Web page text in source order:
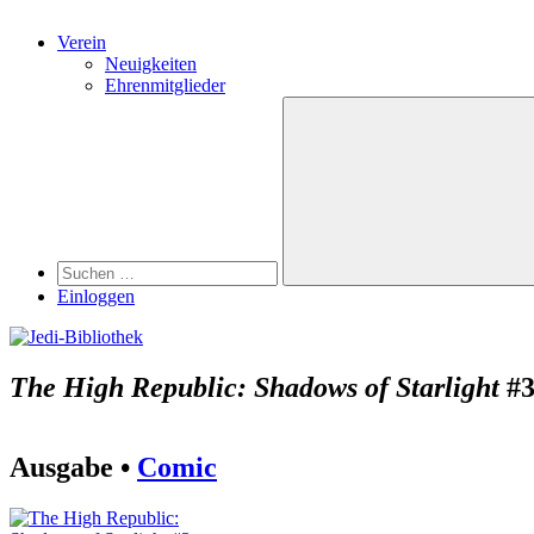
Verein
Neuigkeiten
Ehrenmitglieder
Suchen
Einloggen
The High Republic: Shadows of Starlight#3
Ausgabe • Comic